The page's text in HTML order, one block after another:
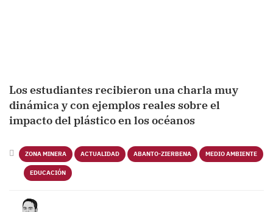
Los estudiantes recibieron una charla muy
dinámica y con ejemplos reales sobre el
impacto del plástico en los océanos
ZONA MINERA ACTUALIDAD ABANTO-ZIERBENA MEDIO AMBIENTE
EDUCACIÓN